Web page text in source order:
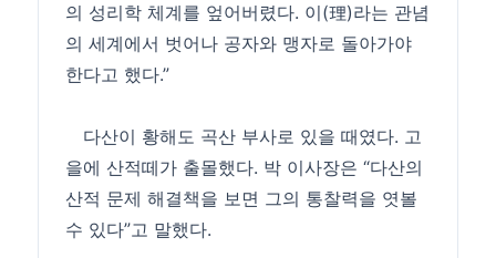
의 성리학 체계를 엎어버렸다. 이(理)라는 관념
의 세계에서 벗어나 공자와 맹자로 돌아가야
한다고 했다.”
다산이 황해도 곡산 부사로 있을 때였다. 고
을에 산적떼가 출몰했다. 박 이사장은 “다산의
산적 문제 해결책을 보면 그의 통찰력을 엿볼
수 있다”고 말했다.